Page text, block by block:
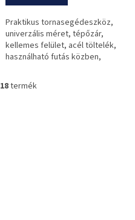
Praktikus tornasegédeszköz,
univerzális méret, tépőzár,
kellemes felület, acél töltelék,
használható futás közben,
klasszikus, otthoni, saját
testsúllyal...
L
18termék